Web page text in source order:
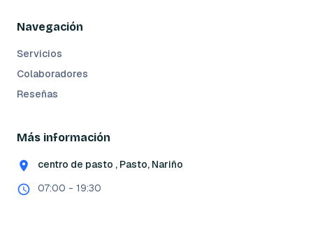
Navegación
Servicios
Colaboradores
Reseñas
Más información
centro de pasto , Pasto, Nariño
07:00 - 19:30